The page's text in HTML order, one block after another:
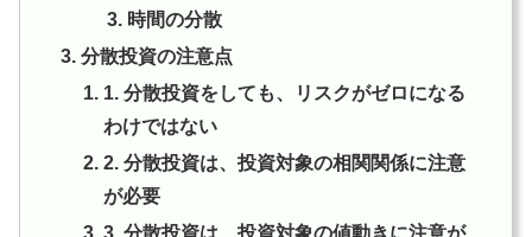
時間の分散
分散投資の注意点
1. 分散投資をしても、リスクがゼロになる
わけではない
2. 分散投資は、投資対象の相関関係に注意
が必要